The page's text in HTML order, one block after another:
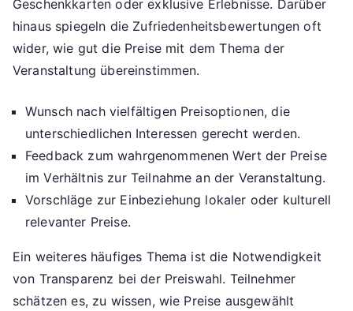
Geschenkkarten oder exklusive Erlebnisse. Darüber
hinaus spiegeln die Zufriedenheitsbewertungen oft
wider, wie gut die Preise mit dem Thema der
Veranstaltung übereinstimmen.
Wunsch nach vielfältigen Preisoptionen, die
unterschiedlichen Interessen gerecht werden.
Feedback zum wahrgenommenen Wert der Preise
im Verhältnis zur Teilnahme an der Veranstaltung.
Vorschläge zur Einbeziehung lokaler oder kulturell
relevanter Preise.
Ein weiteres häufiges Thema ist die Notwendigkeit
von Transparenz bei der Preiswahl. Teilnehmer
schätzen es, zu wissen, wie Preise ausgewählt